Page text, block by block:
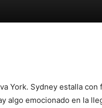
York. Sydney estalla
algo emocionado en la